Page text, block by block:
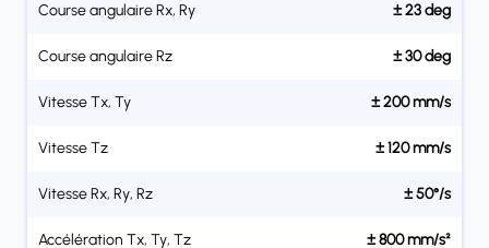
Course angulaire Rx, Ry ± 23 deg
Course angulaire Rz ± 30 deg
Vitesse Tx, Ty ± 200 mm/s
Vitesse Tz ± 120 mm/s
Vitesse Rx, Ry, Rz ± 50°/s
Accélération Tx, Ty, Tz ± 800 mm/s²